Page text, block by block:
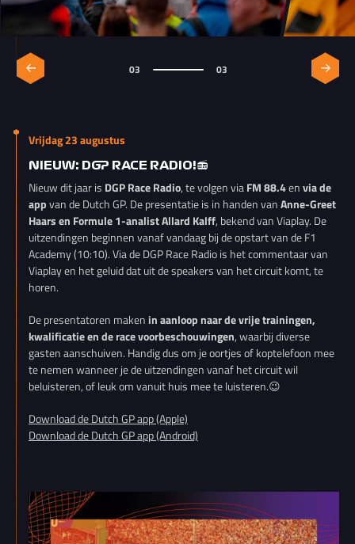
03 03
Vrijdag 23 augustus
NIEUW: DGP RACE RADIO!📻
Nieuw dit jaar is DGP Race Radio, te volgen viaFM 88.4envia de
appvan de Dutch GP. De presentatie is in handen vanAnne-Greet
Haars en Formule 1-analist Allard Kalff, bekend van Viaplay. De
uitzendingen beginnen vanaf vandaag bij de opstart van de F1
Academy (10:10). Via de DGP Race Radio is het commentaar van
Viaplay en het geluid dat uit de speakers van het circuit komt, te
horen.
De presentatoren maken in aanloop naar de vrije trainingen,
kwalificatie en de race voorbeschouwingen, waarbij diverse
gasten aanschuiven. Handig dus om je oortjes of koptelefoon mee
te nemen wanneer je de uitzendingen vanaf het circuit wil
beluisteren, of leuk om vanuit huis mee te luisteren.😉
Download de Dutch GP app (Apple)
Download de Dutch GP app (Android)